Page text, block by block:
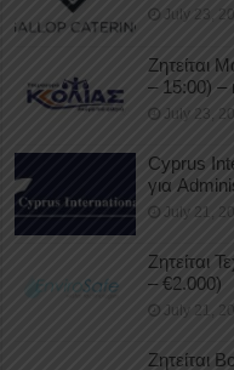
July 23,
Ζητείται
– 15:00) –
July 23,
Cyprus
για
July 21,
Ζητείται
– €2.000)
July 21,
Ζητείται